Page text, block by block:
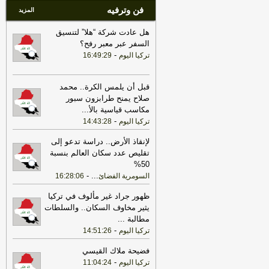
فن وترفيه المزيد
هل عادت شركة “هلا” لتنسيق
السفر عبر معبر رفح؟
تركيا اليوم -
16:49:29
قبل أن يلمس الكرة.. محمد
صلاح يمنح طرابزون سبور
مكاسب قياسية بالأ...
تركيا اليوم -
14:43:28
لإنقاذ الأرض.. دراسة تدعو إلى
تقليص عدد سكان العالم بنسبة
50%
السومرية الفضائ...
-
16:28:06
ظهور جراد غير مألوف في تركيا
يثير مخاوف السكان.. والسلطات
مطالبة ...
تركيا اليوم -
14:51:26
فضيحة ملاك القيسي
تركيا اليوم -
11:04:24